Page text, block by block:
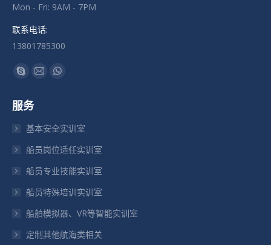
Mon - Fri: 9AM - 7PM
联系电话:
13801785300
找到我们：
Skype
在
新
口
中
打
Mail
新
口
中
打
Whatsapp
新
口
中
打
服务
基本安全实训室
船员岗位适任实训室
船员专业技能实训室
船员特殊培训实训室
船舶模拟器、VR等智能实训室
定制其他航海类相关